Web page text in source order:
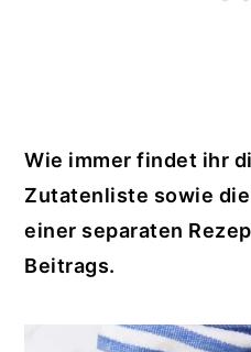
Wie immer findet ihr
Zutatenliste sowie
einer separaten
Beitrags.